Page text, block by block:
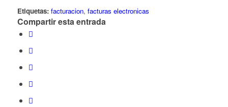
Etiquetas: facturacion, facturas electronicas
Compartir esta entrada